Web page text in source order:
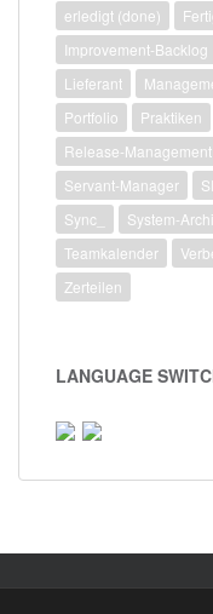
erledigt (done)
Improvement-Backlog
Lieferant
Portfolio
Praktiken
Release-Management
Servant-Manager
Sync_
System-
Teamkalender
Zerteilen
LANGUAGE